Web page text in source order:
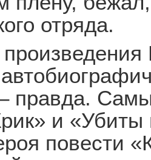
отряда.
правда.
и
повести